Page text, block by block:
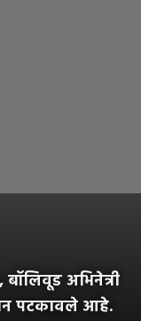
अभिनेत्री
पटकावले आहे.